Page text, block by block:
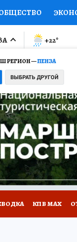
ПРОИСШЕСТВИЯ
МИР Я
СЕРИАЛЫ
РЕГИОН —ПЕНЗА
ВЫБРАТЬ ДРУГОЙ
+22°
КП В МАХ